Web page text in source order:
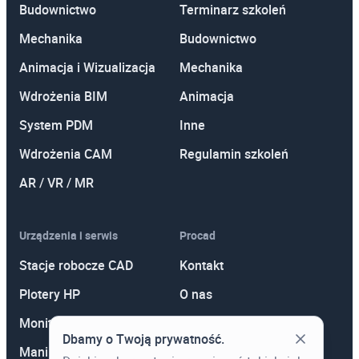
Rozwiązania chmurowe
Autodesk Drive
Autodesk Construction Cloud
Autodesk BIM Collaborate
Autodesk BIM Collaborate Pro
Autodesk Build
Autodesk 3ds Max
V-Ray for 3ds Max
V-Ray for Maya
V-Ray for Cinema 4D
Maya Creative
Budownictwo
Mechanika
Animacja i Wizualizacja
Wdrożenia BIM
System PDM
Wdrożenia CAM
AR / VR / MR
Terminarz szkoleń
Budownictwo
Mechanika
Animacja
Inne
Regulamin szkoleń
Urządzenia i serwis
Stacje robocze CAD
Plotery HP
Monitory
Manipulatory 3D
Procad
Kontakt
O nas
Dbamy o Twoją prywatność.